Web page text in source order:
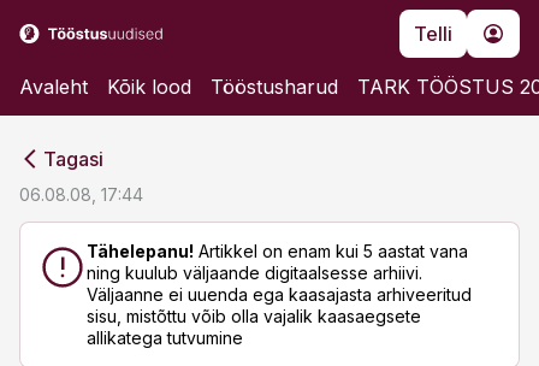
Telli
Avaleht Kõik lood Tööstusharud TARK TÖÖSTUS
Tagasi
06.08.08, 17:44
Tähelepanu! Artikkel on enam kui 5 aastat vana
ning kuulub väljaande digitaalsesse arhiivi.
Väljaanne ei uuenda ega kaasajasta arhiveeritud
sisu, mistõttu võib olla vajalik kaasaegsete
allikatega tutvumine